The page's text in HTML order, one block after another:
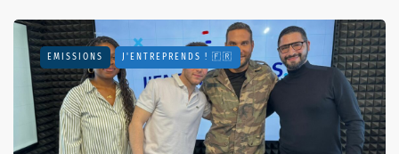
EMISSIONS J'ENTREPRENDS ! 🇫🇷